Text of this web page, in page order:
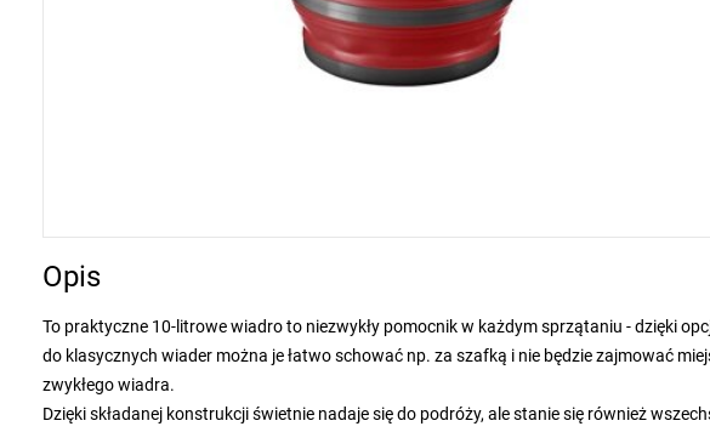
Opis
To praktyczne 10-litrowe wiadro to niezwykły pomocnik w każdym sprzątaniu - dzięki
do klasycznych wiader można je łatwo schować np. za szafką i nie będzie zajmować
zwykłego wiadra.
Dzięki składanej konstrukcji świetnie nadaje się do podróży, ale stanie się również